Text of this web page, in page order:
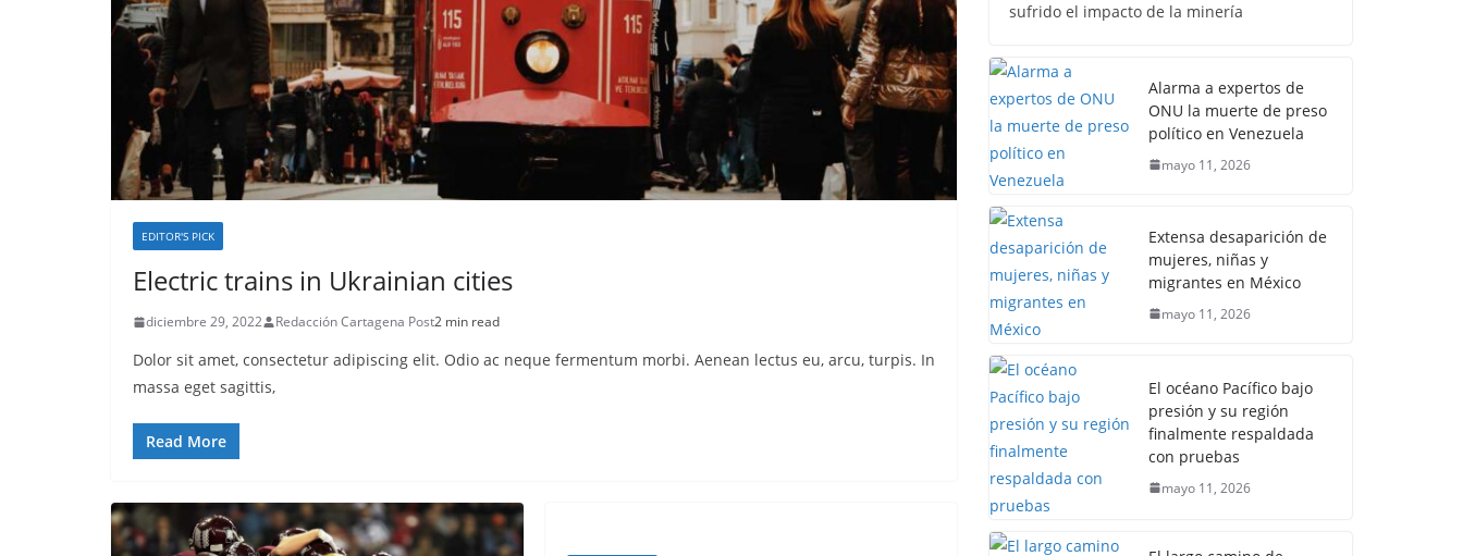
EDITOR'S PICK
Electric trains in Ukrainian cities
diciembre 29, 2022 Redacción Cartagena Post2 min read
Dolor sit amet, consectetur adipiscing elit. Odio ac neque fermentum morbi. Aenean lectus eu, arcu, turpis. In
massa eget sagittis,
Read More
sufrido el impacto de la minería
Alarma a expertos de
ONU la muerte de preso
político en Venezuela
mayo 11, 2026
Extensa desaparición de
mujeres, niñas y
migrantes en México
mayo 11, 2026
El océano Pacífico bajo
presión y su región
finalmente respaldada
con pruebas
mayo 11, 2026